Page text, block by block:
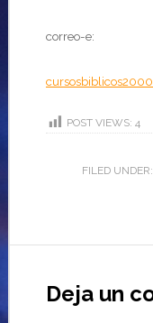
correo-e:
POST VIEWS: 4
FILED UNDER:
Deja un